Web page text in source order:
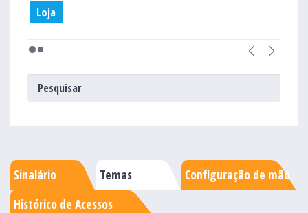
Loja
Sinalário Temas
Configuração de mão
Histórico de Acessos